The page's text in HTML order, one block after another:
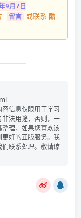
9月7日
留言 或联系 酷
信息仅限用于学习
法用途，否则，一
理，如果您喜欢该
好的正版服务。我
联系处理。敬请谅